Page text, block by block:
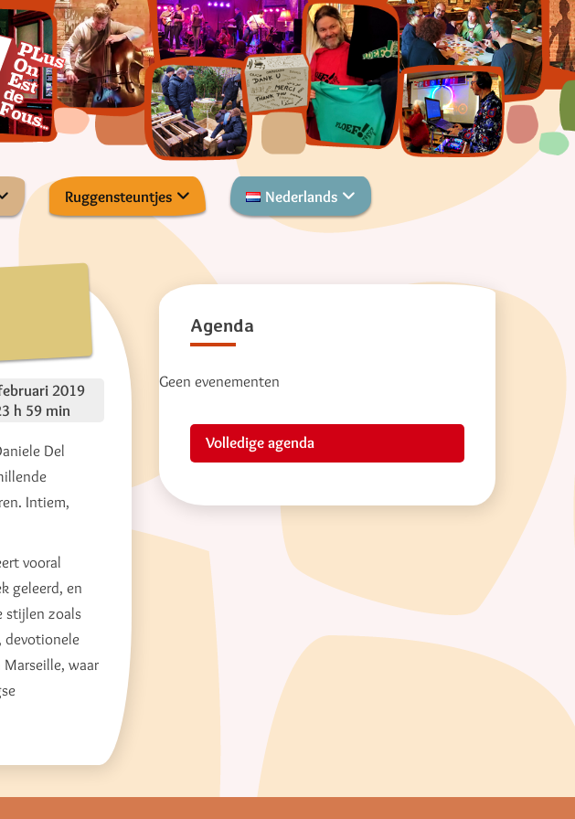
Ruggensteuntjes Nederlands
2019
h 59 min
Del
Intiem,
vooral
geleerd, en
stijlen zoals
devotionele
waar
Agenda
Geen evenementen
Volledige agenda